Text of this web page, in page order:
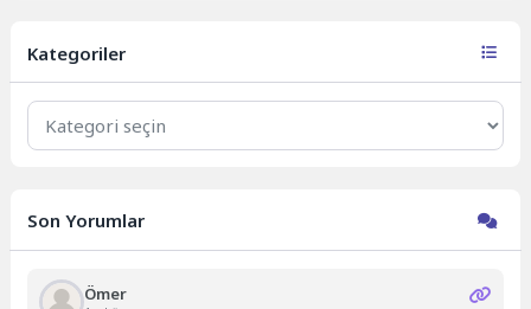
Kategoriler
Kategoriler
Son Yorumlar
Ömer